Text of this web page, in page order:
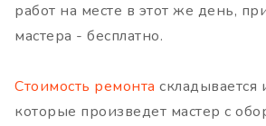
работ на месте в этот же день,
мастера - бесплатно.
Стоимость ремонта складывается
которые произведет мастер с